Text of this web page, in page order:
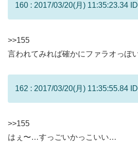
160 : 2017/03/20(月) 11:35:23.34
>>155
言われてみれば確かにファラオっぽ
162 : 2017/03/20(月) 11:35:55.84
>>155
はぇ〜…すっごいかっこいい…